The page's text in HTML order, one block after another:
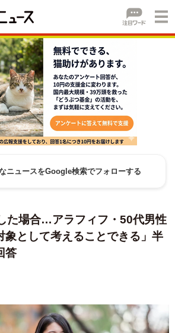
ニュースをGoogle検索でフォローする
た場合…アラフィフ・50代男性
象として考えることできる」半
答